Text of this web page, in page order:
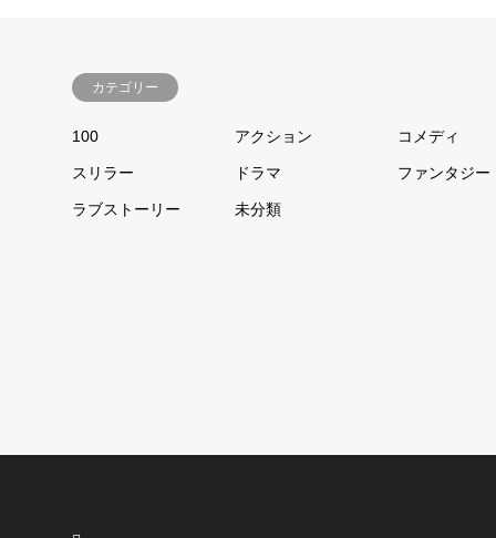
カテゴリー
100 アクション コメディ
スリラー ドラマ ファンタジー
ラブストーリー 未分類